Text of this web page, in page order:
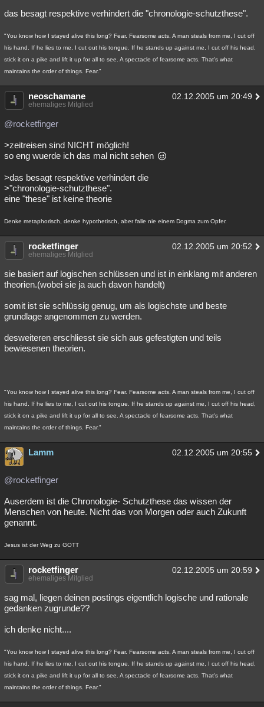
das besagt respektive verhindert die "chronologie-schutzthese".
"You know how I stayed alive this long? Fear. Fearsome acts. A man steals from me, I cut off
his hand. If he lies to me, I cut out his tongue. If he stands up against me, I cut off his head,
stick it on a pike and lift it up for all to see. A spectacle of fearsome acts. That's what
maintains the order of things. Fear."
neoschamane 02.12.2005 um 20:49
ehemaliges Mitglied
@rocketfinger
>zeitreisen sind NICHT möglich!
so eng wuerde ich das mal nicht sehen
>das besagt respektive verhindert die
>"chronologie-schutzthese".
eine "these" ist keine theorie
Denke metaphorisch, denke hypothetisch, aber falle nie einem Dogma zum Opfer.
rocketfinger 02.12.2005 um 20:52
ehemaliges Mitglied
sie basiert auf logischen schlüssen und ist in einklang mit anderen
theorien.(wobei sie ja auch davon handelt)
somit ist sie schlüssig genug, um als logischste und beste
grundlage angenommen zu werden.
desweiteren erschliesst sie sich aus gefestigten und teils
bewiesenen theorien.
"You know how I stayed alive this long? Fear. Fearsome acts. A man steals from me, I cut off
his hand. If he lies to me, I cut out his tongue. If he stands up against me, I cut off his head,
stick it on a pike and lift it up for all to see. A spectacle of fearsome acts. That's what
maintains the order of things. Fear."
Lamm 02.12.2005 um 20:55
@rocketfinger
Auserdem ist die Chronologie- Schutzthese das wissen der
Menschen von heute. Nicht das von Morgen oder auch Zukunft
genannt.
Jesus ist der Weg zu GOTT
rocketfinger 02.12.2005 um 20:59
ehemaliges Mitglied
sag mal, liegen deinen postings eigentlich logische und rationale
gedanken zugrunde??
ich denke nicht....
"You know how I stayed alive this long? Fear. Fearsome acts. A man steals from me, I cut off
his hand. If he lies to me, I cut out his tongue. If he stands up against me, I cut off his head,
stick it on a pike and lift it up for all to see. A spectacle of fearsome acts. That's what
maintains the order of things. Fear."